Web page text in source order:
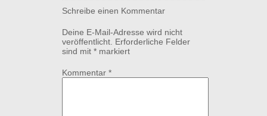
Schreibe einen Kommentar
Deine E-Mail-Adresse wird nicht
veröffentlicht. Erforderliche Felder
sind mit * markiert
Kommentar *